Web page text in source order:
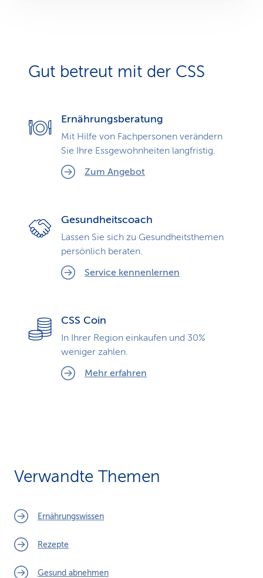
Gut betreut mit der CSS
Ernährungsberatung
Mit Hilfe von Fachpersonen verändern
Sie Ihre Essgewohnheiten langfristig.
Zum Angebot
Gesundheitscoach
Lassen Sie sich zu Gesundheits­themen
persönlich beraten.
Service kennenlernen
CSS Coin
In Ihrer Region einkaufen und 30%
weniger zahlen.
Mehr erfahren
Verwandte Themen
Ernährungswissen
Rezepte
Gesund abnehmen